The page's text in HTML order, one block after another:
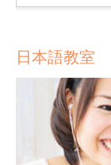
日本語教室